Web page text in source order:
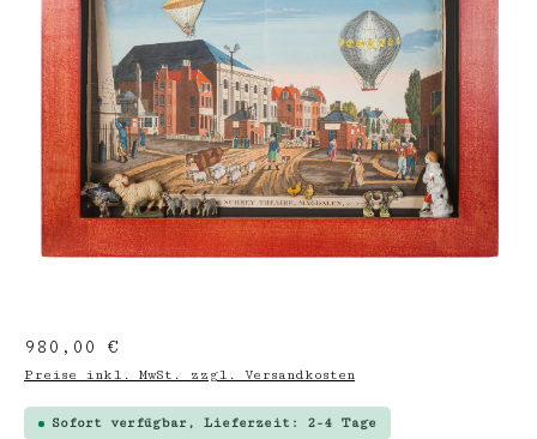
Regulärer Preis:
980,00 €
Preise inkl. MwSt. zzgl. Versandkosten
Sofort verfügbar, Lieferzeit: 2-4 Tage